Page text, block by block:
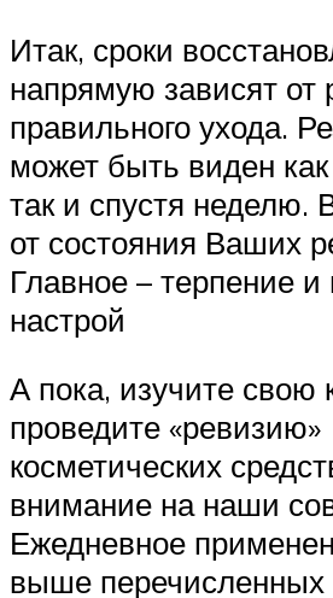
Итак, сроки
напрямую зависят от
правильного ухода.
может быть виден
так и спустя неделю.
от состояния Ваших
Главное – терпение
настрой
А пока, изучите свою
проведите «ревизию»
косметических
внимание на наши
Ежедневное
выше перечисленных